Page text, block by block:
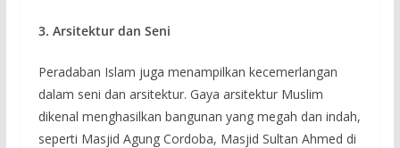
3. Arsitektur dan Seni
Peradaban Islam juga menampilkan kecemerlangan
dalam seni dan arsitektur. Gaya arsitektur Muslim
dikenal menghasilkan bangunan yang megah dan indah,
seperti Masjid Agung Cordoba, Masjid Sultan Ahmed di